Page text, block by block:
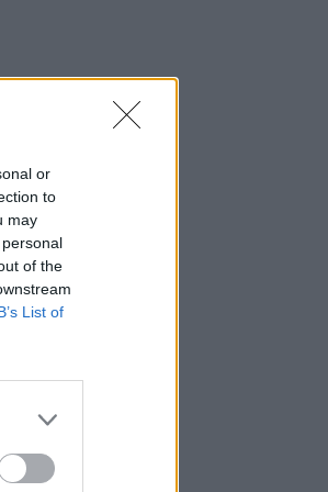
or
to
may
of the
List of